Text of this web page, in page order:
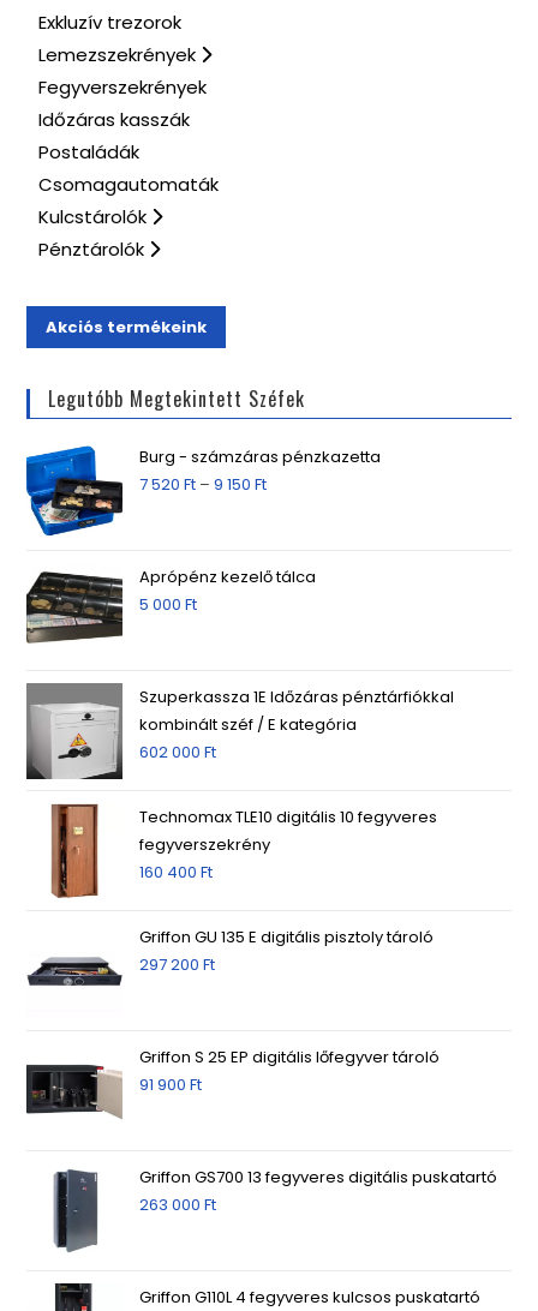
Exkluzív trezorok
Lemezszekrények
Fegyverszekrények
Időzáras kasszák
Postaládák
Csomagautomaták
Kulcstárolók
Pénztárolók
Akciós termékeink
Legutóbb Megtekintett Széfek
Burg - számzáras pénzkazetta
7 520Ft –9 150Ft
Aprópénz kezelő tálca
5 000Ft
Szuperkassza 1E Időzáras pénztárfiókkal
kombinált széf / E kategória
602 000Ft
Technomax TLE10 digitális 10 fegyveres
fegyverszekrény
160 400Ft
Griffon GU 135 E digitális pisztoly tároló
297 200Ft
Griffon S 25 EP digitális lőfegyver tároló
91 900Ft
Griffon GS700 13 fegyveres digitális puskatartó
263 000Ft
Griffon G110L 4 fegyveres kulcsos puskatartó